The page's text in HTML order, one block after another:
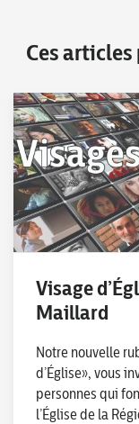
Ces
Visage
Maillard
Notre nouvelle
d’Église», vous
personnes qui
l’Église de la